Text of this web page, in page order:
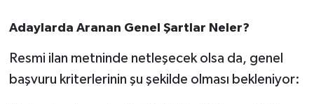
Adaylarda Aranan Genel Şartlar Neler?
Resmi ilan metninde netleşecek olsa da, genel
başvuru kriterlerinin şu şekilde olması bekleniyor: